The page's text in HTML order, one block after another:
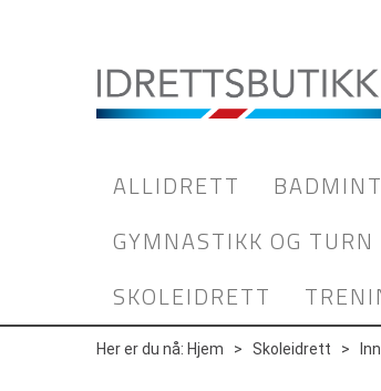
ALLIDRETT
GYMNASTIKK OG TURN
SKOLEIDRETT
Her er du nå: Hjem > Skoleidrett >